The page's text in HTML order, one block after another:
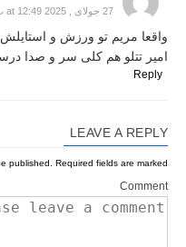
27 جولای , 2025 at 12:49 ب.ظ
واقعا مریم تو ورزش و
امیر تتلو هم کلی سر و صدا
Reply
LEAVE A REPLY
published. Required fields are marked
Comment